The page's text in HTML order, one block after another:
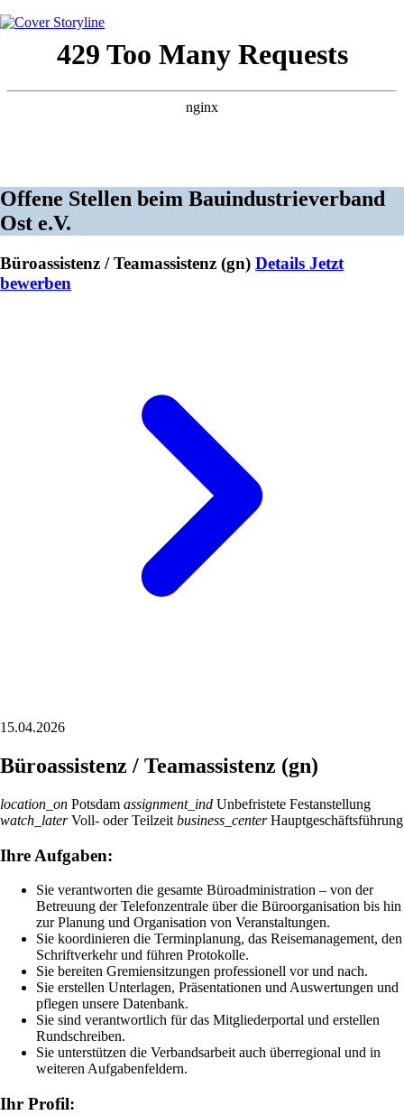
Offene Stellen beim Bauindustrie­verband
Ost e.V.
Büroassistenz / Teamassistenz (gn) Details Jetzt
bewerben
15.04.2026
Büroassistenz / Teamassistenz (gn)
location_on Potsdam assignment_ind Unbefristete Festanstellung
watch_laterVoll- oder Teilzeit business_centerHauptgeschäftsführung
Ihre Aufgaben:
Sie verantworten die gesamte Büroadministration – von der
Betreuung der Telefonzentrale über die Büroorganisation bis hin
zur Planung und Organisation von Veranstaltungen.
Sie koordinieren die Terminplanung, das Reisemanagement, den
Schriftverkehr und führen Protokolle.
Sie bereiten Gremiensitzungen professionell vor und nach.
Sie erstellen Unterlagen, Präsentationen und Auswertungen und
pflegen unsere Datenbank.
Sie sind verantwortlich für das Mitgliederportal und erstellen
Rundschreiben.
Sie unterstützen die Verbandsarbeit auch überregional und in
weiteren Aufgabenfeldern.
Ihr Profil: